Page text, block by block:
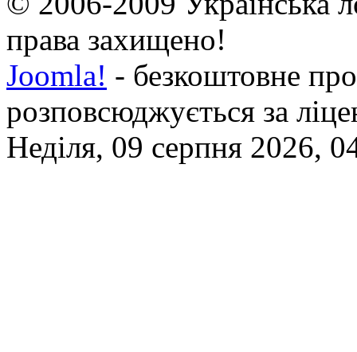
права захищено!
Joomla! - безкоштовне
розповсюджується за
Неділя, 09 серпня 2026,